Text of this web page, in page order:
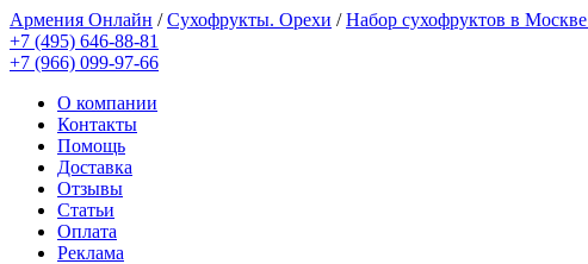
Армения Онлайн /Сухофрукты. Орехи /Набор сухофруктов в Москве
+7 (495) 646-88-81
+7 (966) 099-97-66
О компании
Контакты
Помощь
Доставка
Отзывы
Статьи
Оплата
Реклама